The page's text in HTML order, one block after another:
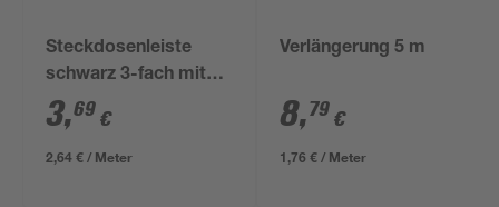
Steckdosenleiste
schwarz 3-fach mit
Schalter 1,4 m
3,69 €
2,64 € / Meter
Verlängerung 5 m
8,79 €
1,76 € / Meter